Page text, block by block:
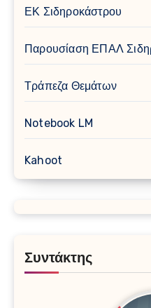
ΕΚ Σιδηροκάστρου
Παρουσίαση ΕΠΑΛ
Τράπεζα Θεμάτων
Notebook LM
Kahoot
Συντάκτης